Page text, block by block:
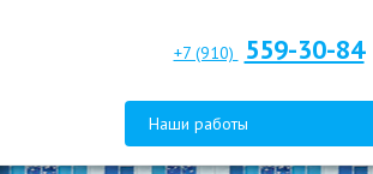
+7 (910) 559-30-84
Наши работы